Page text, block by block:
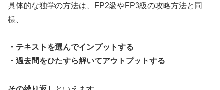
具体的な独学の方法は、FP2級やFP3級の攻略方法と同
様、
・テキストを選んでインプットする
・過去問をひたすら解いてアウトプットする